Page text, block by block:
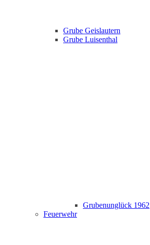
Grube Geislautern
Grube Luisenthal
Grubenunglück 1962
Feuerwehr